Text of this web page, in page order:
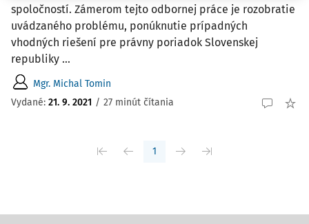
spoločností. Zámerom tejto odbornej práce je rozobratie
uvádzaného problému, ponúknutie prípadných
vhodných riešení pre právny poriadok Slovenskej
republiky ...
Mgr. Michal Tomin
Vydané: 21. 9. 2021 / 27 minút čítania
1